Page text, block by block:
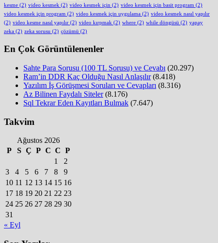
kesme (2) video kesmek (2) video kesmek için (2) video kesmek için basit program (2)
video kesmek için program (2) video kesmek için uygulama (2) video kesmek nasıl yapılır
(2) video kesme nasıl yapılır (2) video kırpmak (2) where (2) while döngüsü (2) yapay
zeka (2) zeka sorusu (2) çözümü (2)
En Çok Görüntülenenler
Sahte Para Sorusu (100 TL Sorusu) ve Cevabı (20.297)
Ram’in DDR Kaç Olduğu Nasıl Anlaşılır (8.418)
Yazılım İş Görüşmesi Soruları ve Cevapları (8.316)
Az Bilinen Faydalı Siteler (8.176)
Sql Tekrar Eden Kayıtları Bulmak (7.647)
Takvim
Ağustos 2026
P
S Ç P C C P
1
2
3
4 5 6 7 8
9
10 11 12 13 14 15 16
17 18 19 20 21 22 23
24 25 26 27 28 29 30
31
« Eyl